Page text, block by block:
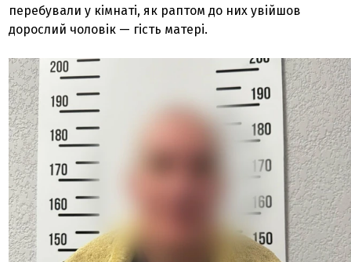
перебували у кімнаті, як раптом до них увійшов
дорослий чоловік — гість матері.